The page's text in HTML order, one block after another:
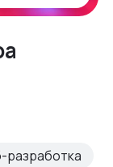
разработка